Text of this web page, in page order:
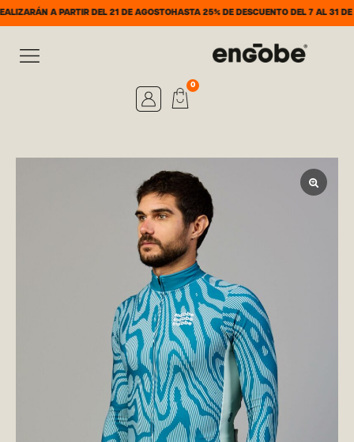
A PARTIR DEL 21 DE AGOSTOHASTA 25% DE DESCUENTO DEL 7 AL 31 DE
0